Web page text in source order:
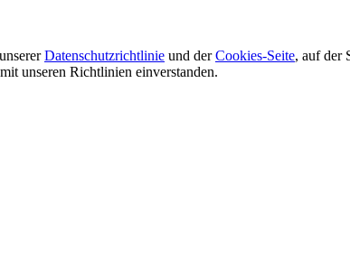
Datenschutzrichtlinie und derCookies-Seite, auf der
unseren Richtlinien einverstanden.